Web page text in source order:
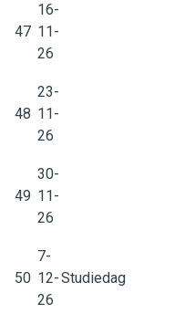
47
16-
11-
26
48
23-
11-
26
49
30-
11-
26
50
7-
12-
26
Studiedag